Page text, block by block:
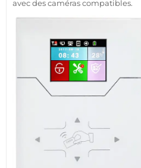
avec des caméras compatibles.